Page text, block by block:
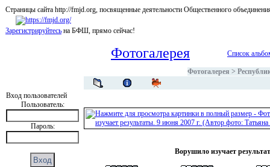
Страницы сайта http://fmjd.org, посвященные деятельности Общественного
Зарегистрируйтесь на БФШ, прямо сейчас!
Вход пользователей
Пользователь:
Пароль:
Фотогалерея Список
Фотогалерея >
Ворушило изучает